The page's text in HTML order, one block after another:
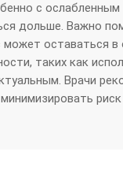
с ослабленным
дольше. Важно
оставаться в
таких как
Врачи